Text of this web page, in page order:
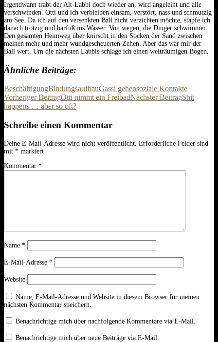
Irgendwann trabt der Alt-Labbi doch wieder an, wird angeleint und alle
verschwinden. Otti und ich verbleiben einsam, verstört, nass und schmutzig
am See. Da ich auf den versenkten Ball nicht verzichten möchte, stapfe ich
danach trotzig und barfuß ins Wasser. Von wegen, die Dinger schwimmen.
Den gesamten Heimweg über knirscht in den Socken der Sand zwischen
meinen mehr und mehr wundgescheuerten Zehen. Aber das war mir der
Ball wert. Um die nächsten Labbis schlage ich einen weiträumigen Bogen.
Ähnliche Beiträge
BeschäftigungBindungsaufbauGassi gehensoziale Kontakte
Beitrags-
Navigation
Vorheriger BeitragOtti nimmt ein FreibadNächster BeitragShit
happens … aber so oft?
Schreibe einen Kommentar
Deine E-Mail-Adresse wird nicht veröffentlicht. Erforderliche Felder sind
mit * markiert
Kommentar *
Name *
E-Mail-Adresse *
Website
Name, E-Mail-Adresse und Website in diesem Browser für meinen
nächsten Kommentar speichern.
Benachrichtige mich über nachfolgende Kommentare via E-Mail.
Benachrichtige mich über neue Beiträge via E-Mail.